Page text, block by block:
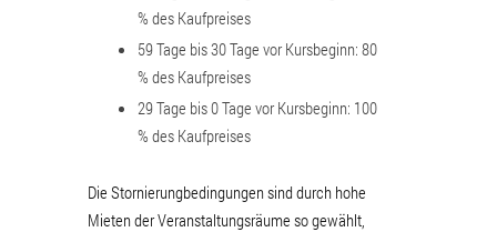
% des Kaufpreises
59 Tage bis 30 Tage vor Kursbeginn: 80
% des Kaufpreises
29 Tage bis 0 Tage vor Kursbeginn: 100
% des Kaufpreises
Die Stornierungbedingungen sind durch hohe
Mieten der Veranstaltungsräume so gewählt,